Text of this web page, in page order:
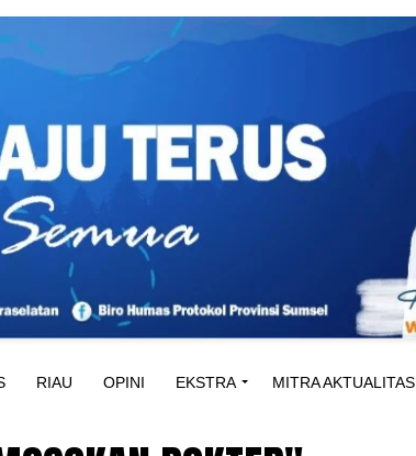
RIAU OPINI EKSTRA MITRA AKTUALITAS